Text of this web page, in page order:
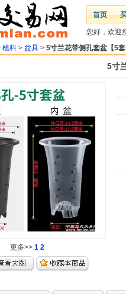
首页
您好，欢迎
植料 > 盆具 > 5寸兰花带侧孔套盆【5
5寸
更多>> 1 2